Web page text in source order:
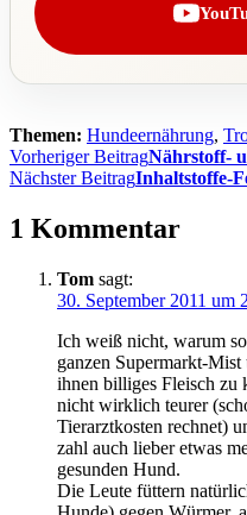
Themen: Hundeernährung,
Beitragsnavigation
Vorheriger BeitragNährstoff-
Nächster BeitragInhaltstoffe-
1 Kommentar
Tom sagt:
30. September 2011 um
Ich weiß nicht, warum
ganzen Supermarkt-
ihnen billiges Fleisch zu
nicht wirklich teurer
Tierarztkosten rechnet)
zahl auch lieber etwas
gesunden Hund.
Die Leute füttern